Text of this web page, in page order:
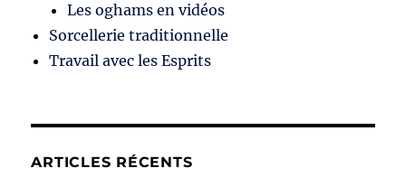
Les oghams en vidéos
Sorcellerie traditionnelle
Travail avec les Esprits
ARTICLES RÉCENTS